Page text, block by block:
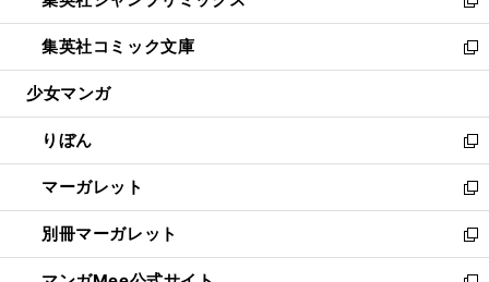
開
く
ウ
で
開
ン
ド
ウ
開
く
ウ
ィ
ン
ウ
で
開
く
新
し
い
ウ
ン
ド
ウ
で
開
く
集英社コミック文庫
新
し
ウ
ィ
ン
ド
ウ
で
開
少女マンガ
りぼん
新
し
い
ウ
ィ
ン
マーガレット
新
し
い
ウ
別冊マーガレット
新
し